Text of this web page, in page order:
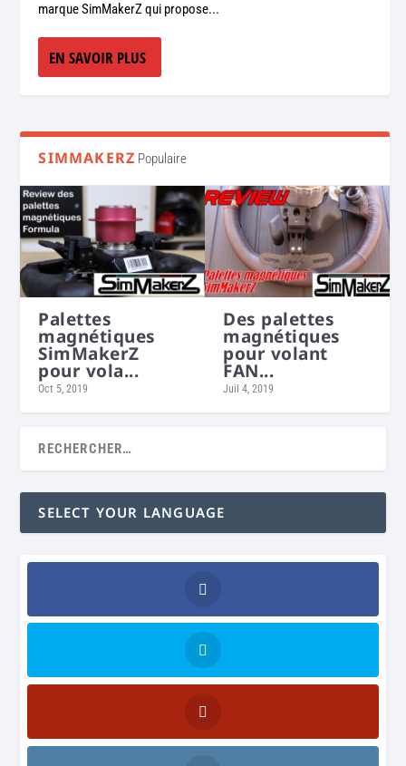
marque SimMakerZ qui propose...
EN SAVOIR PLUS
SIMMAKERZ Populaire
Palettes
magnétiques
SimMakerZ
pour vola...
Oct 5, 2019
Des palettes
magnétiques
pour volant
FAN...
Juil 4, 2019
SELECT YOUR LANGUAGE